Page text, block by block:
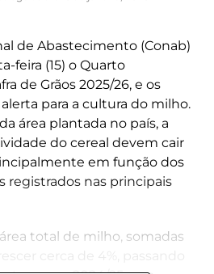
de Abastecimento (Conab)
feira (15) o Quarto
de Grãos 2025/26, e os
para a cultura do milho.
área plantada no país, a
do cereal devem cair
em função dos
registrados nas principais
total de milho, somadas